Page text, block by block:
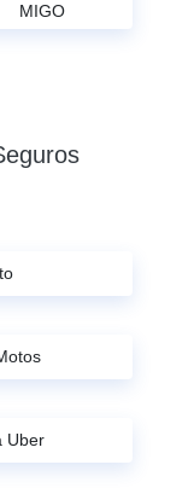
MIGO
Uber